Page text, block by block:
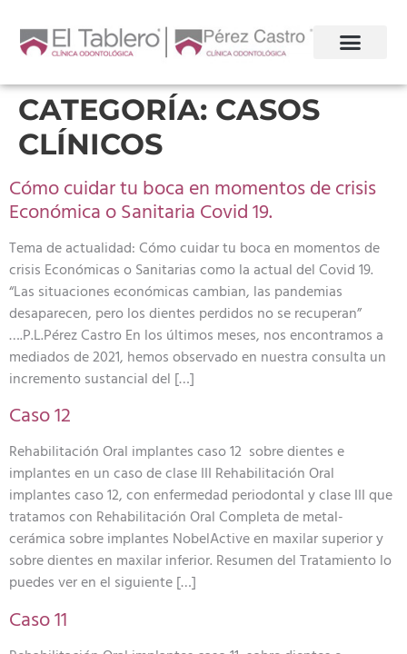
CATEGORÍA: CASOS
CLÍNICOS
Cómo cuidar tu boca en momentos de crisis
Económica o Sanitaria Covid 19.
Tema de actualidad: Cómo cuidar tu boca en momentos de
crisis Económicas o Sanitarias como la actual del Covid 19.
“Las situaciones económicas cambian, las pandemias
desaparecen, pero los dientes perdidos no se recuperan”
….P.L.Pérez Castro En los últimos meses, nos encontramos a
mediados de 2021, hemos observado en nuestra consulta un
incremento sustancial del […]
Caso 12
Rehabilitación Oral implantes caso 12 sobre dientes e
implantes en un caso de clase III Rehabilitación Oral
implantes caso 12, con enfermedad periodontal y clase III que
tratamos con Rehabilitación Oral Completa de metal-
cerámica sobre implantes NobelActive en maxilar superior y
sobre dientes en maxilar inferior. Resumen del Tratamiento lo
puedes ver en el siguiente […]
Caso 11